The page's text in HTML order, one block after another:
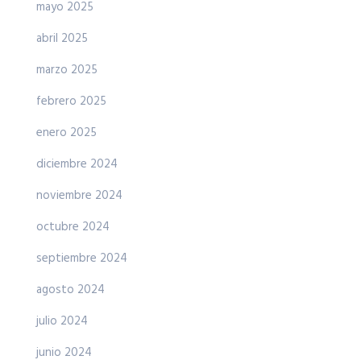
mayo 2025
abril 2025
marzo 2025
febrero 2025
enero 2025
diciembre 2024
noviembre 2024
octubre 2024
septiembre 2024
agosto 2024
julio 2024
junio 2024